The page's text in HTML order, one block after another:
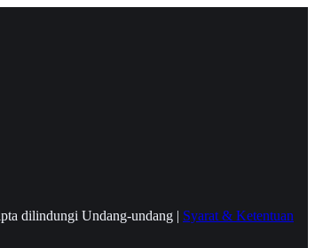
dilindungi Undang-undang | Syarat & Ketentuan